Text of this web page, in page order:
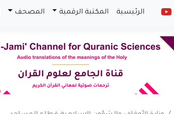
الرئيسية المكتبة الرقمية المصحف